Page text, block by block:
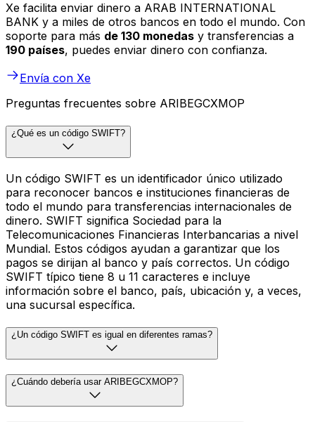
Xe facilita enviar dinero a ARAB INTERNATIONAL
BANK y a miles de otros bancos en todo el mundo. Con
soporte para más de 130 monedas y transferencias a
190 países, puedes enviar dinero con confianza.
Envía con Xe
Preguntas frecuentes sobre ARIBEGCXMOP
¿Qué es un código SWIFT?
Un código SWIFT es un identificador único utilizado
para reconocer bancos e instituciones financieras de
todo el mundo para transferencias internacionales de
dinero. SWIFT significa Sociedad para la
Telecomunicaciones Financieras Interbancarias a nivel
Mundial. Estos códigos ayudan a garantizar que los
pagos se dirijan al banco y país correctos. Un código
SWIFT típico tiene 8 u 11 caracteres e incluye
información sobre el banco, país, ubicación y, a veces,
una sucursal específica.
¿Un código SWIFT es igual en diferentes ramas?
¿Cuándo debería usar ARIBEGCXMOP?